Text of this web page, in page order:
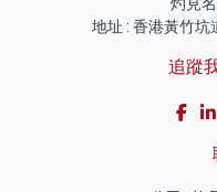
灼見
地址 : 香港黃竹
追蹤